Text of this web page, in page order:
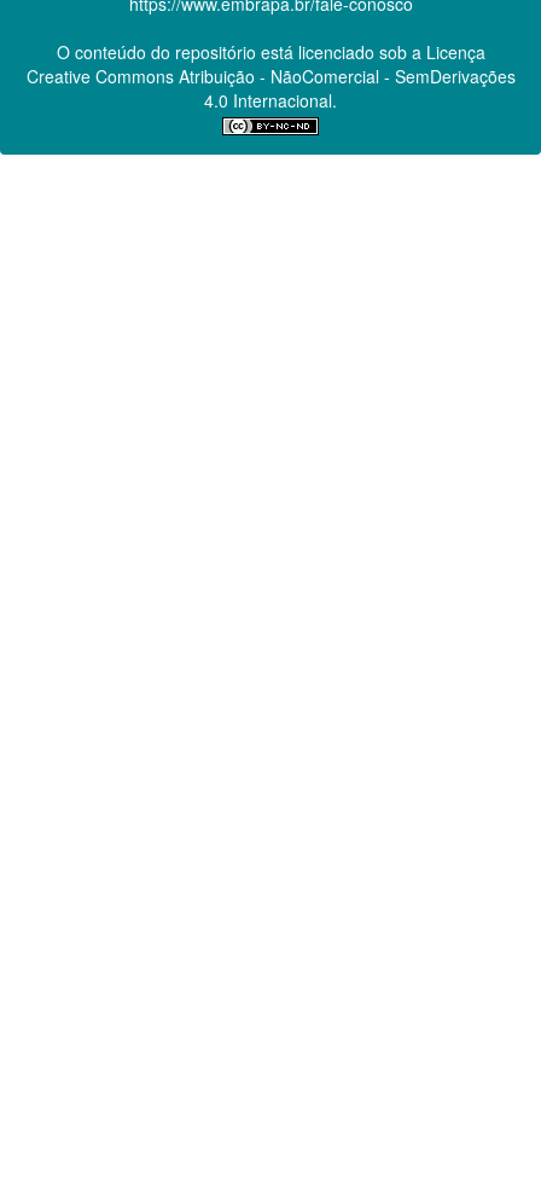
O conteúdo do repositório está licenciado sob a Licença
Creative CommonsAtribuição - NãoComercial - SemDerivações
4.0 Internacional.